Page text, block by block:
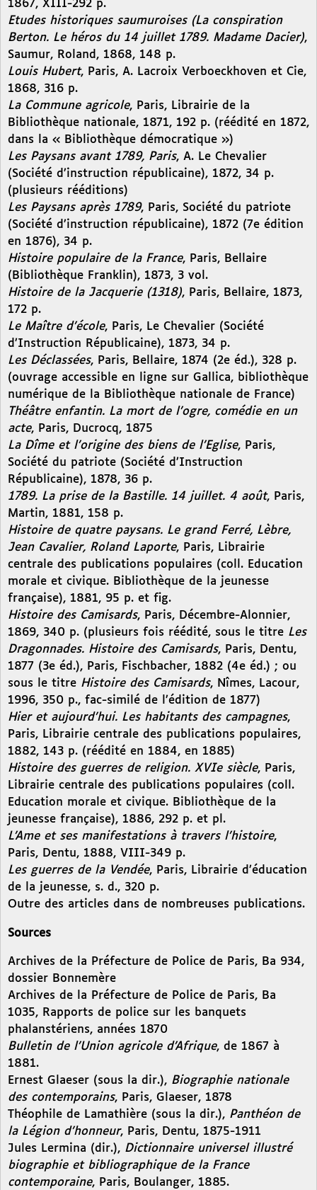
1867, XIII-292 p.
Etudes historiques saumuroises (La conspiration
Berton. Le héros du 14 juillet 1789. Madame Dacier),
Saumur, Roland, 1868, 148 p.
Louis Hubert, Paris, A. Lacroix Verboeckhoven et Cie,
1868, 316 p.
La Commune agricole, Paris, Librairie de la
Bibliothèque nationale, 1871, 192 p. (réédité en 1872,
dans la « Bibliothèque démocratique »)
Les Paysans avant 1789, Paris, A. Le Chevalier
(Société d’instruction républicaine), 1872, 34 p.
(plusieurs rééditions)
Les Paysans après 1789, Paris, Société du patriote
(Société d’instruction républicaine), 1872 (7e édition
en 1876), 34 p.
Histoire populaire de la France, Paris, Bellaire
(Bibliothèque Franklin), 1873, 3 vol.
Histoire de la Jacquerie (1318), Paris, Bellaire, 1873,
172 p.
Le Maître d’école, Paris, Le Chevalier (Société
d’Instruction Républicaine), 1873, 34 p.
Les Déclassées, Paris, Bellaire, 1874 (2e éd.), 328 p.
(ouvrage accessible en ligne sur Gallica, bibliothèque
numérique de la Bibliothèque nationale de France)
Théâtre enfantin. La mort de l’ogre, comédie en un
acte, Paris, Ducrocq, 1875
La Dîme et l’origine des biens de l’Eglise, Paris,
Société du patriote (Société d’Instruction
Républicaine), 1878, 36 p.
1789. La prise de la Bastille. 14 juillet. 4 août, Paris,
Martin, 1881, 158 p.
Histoire de quatre paysans. Le grand Ferré, Lèbre,
Jean Cavalier, Roland Laporte, Paris, Librairie
centrale des publications populaires (coll. Education
morale et civique. Bibliothèque de la jeunesse
française), 1881, 95 p. et fig.
Histoire des Camisards, Paris, Décembre-Alonnier,
1869, 340 p. (plusieurs fois réédité, sous le titre Les
Dragonnades. Histoire des Camisards, Paris, Dentu,
1877 (3e éd.), Paris, Fischbacher, 1882 (4e éd.) ; ou
sous le titre Histoire des Camisards, Nîmes, Lacour,
1996, 350 p., fac-similé de l’édition de 1877)
Hier et aujourd’hui. Les habitants des campagnes,
Paris, Librairie centrale des publications populaires,
1882, 143 p. (réédité en 1884, en 1885)
Histoire des guerres de religion. XVIe siècle, Paris,
Librairie centrale des publications populaires (coll.
Education morale et civique. Bibliothèque de la
jeunesse française), 1886, 292 p. et pl.
L’Ame et ses manifestations à travers l’histoire,
Paris, Dentu, 1888, VIII-349 p.
Les guerres de la Vendée, Paris, Librairie d’éducation
de la jeunesse, s. d., 320 p.
Outre des articles dans de nombreuses publications.
Sources
Archives de la Préfecture de Police de Paris, Ba 934,
dossier Bonnemère
Archives de la Préfecture de Police de Paris, Ba
1035, Rapports de police sur les banquets
phalanstériens, années 1870
Bulletin de l’Union agricole d’Afrique, de 1867 à
1881.
Ernest Glaeser (sous la dir.), Biographie nationale
des contemporains, Paris, Glaeser, 1878
Théophile de Lamathière (sous la dir.), Panthéon de
la Légion d’honneur, Paris, Dentu, 1875-1911
Jules Lermina (dir.), Dictionnaire universel illustré
biographie et bibliographique de la France
contemporaine, Paris, Boulanger, 1885.